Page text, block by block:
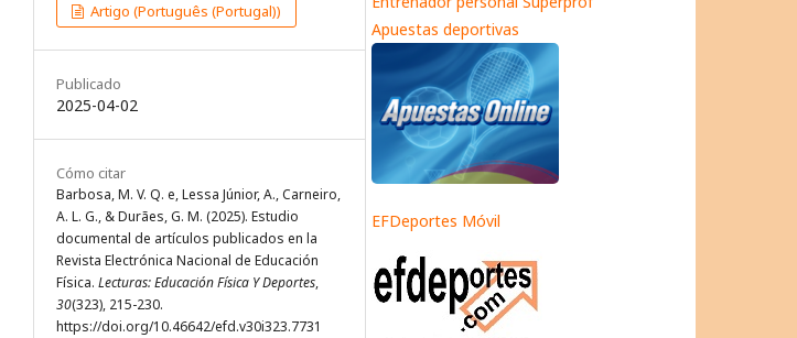
Artigo (Português (Portugal))
Publicado
2025-04-02
Cómo citar
Barbosa, M. V. Q. e, Lessa Júnior, A., Carneiro,
A. L. G., & Durães, G. M. (2025). Estudio
documental de artículos publicados en la
Revista Electrónica Nacional de Educación
Física. Lecturas: Educación Física Y Deportes,
30(323), 215-230.
https://doi.org/10.46642/efd.v30i323.7731
Apuestas deportivas
EFDeportes Móvil